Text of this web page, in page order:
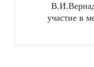
участие в